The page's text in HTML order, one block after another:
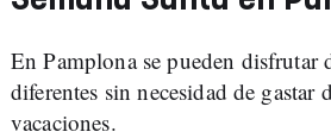
En Pamplona se pueden disfrutar
diferentes sin necesidad de gastar
vacaciones.